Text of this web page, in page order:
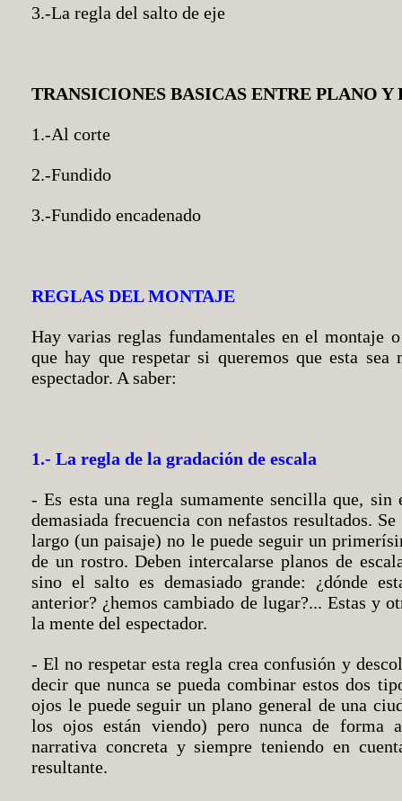
3.-La regla del salto de eje
TRANSICIONES BASICAS ENTRE PLANO Y
1.-Al corte
2.-Fundido
3.-Fundido encadenado
REGLAS DEL MONTAJE
Hay varias reglas fundamentales en el montaje
que hay que respetar si queremos que esta
espectador. A saber:
1.- La regla de la gradación de escala
- Es esta una regla sumamente sencilla que,
demasiada frecuencia con nefastos resultados.
largo (un paisaje) no le puede seguir un
de un rostro. Deben intercalarse planos de
sino el salto es demasiado grande: ¿dónde
anterior? ¿hemos cambiado de lugar?... Estas y
la mente del espectador.
- El no respetar esta regla crea confusión y
decir que nunca se pueda combinar estos dos
ojos le puede seguir un plano general de una
los ojos están viendo) pero nunca de forma
narrativa concreta y siempre teniendo en
resultante.